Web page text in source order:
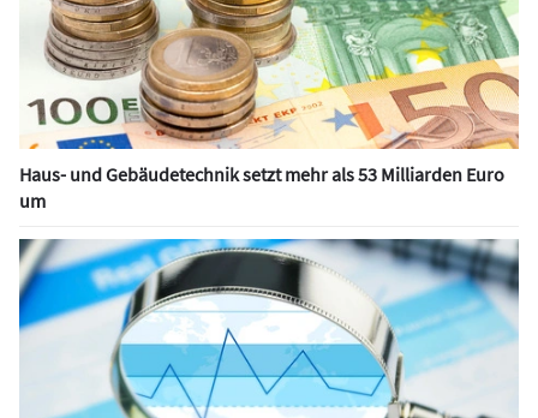
Haus- und Gebäudetechnik setzt mehr als 53 Milliarden Euro
um